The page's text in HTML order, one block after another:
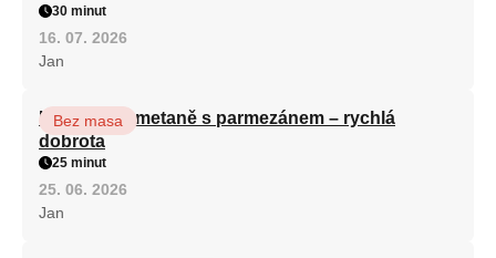
30 minut
16. 07. 2026
Jan
Houby na smetaně s parmezánem – rychlá
dobrota
Bez masa
25 minut
25. 06. 2026
Jan